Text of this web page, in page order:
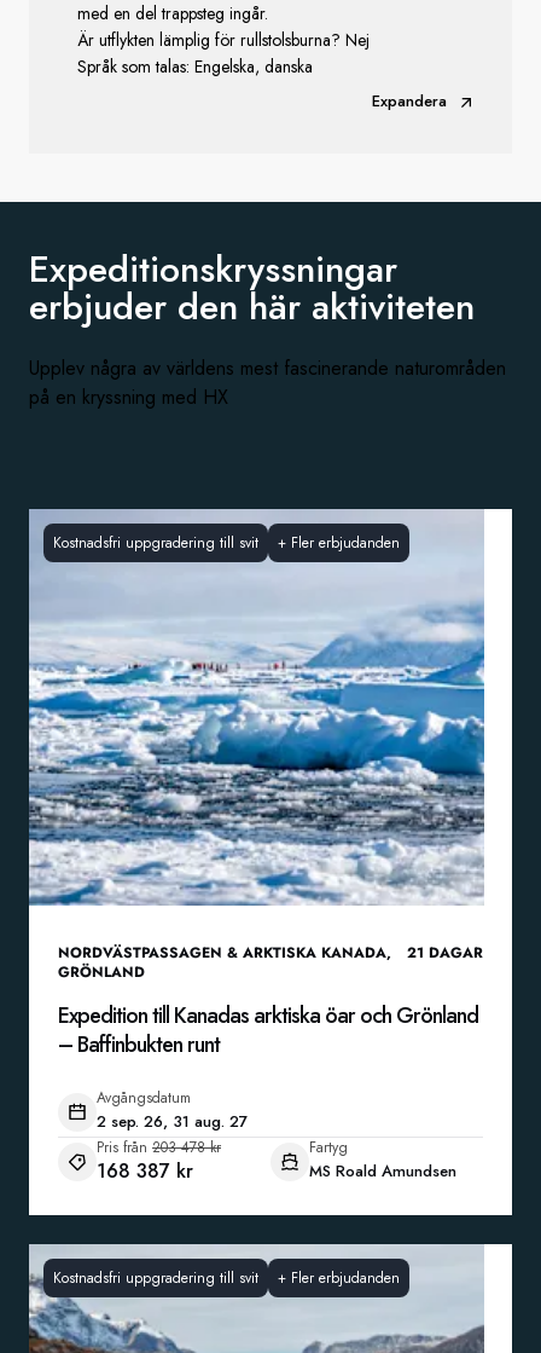
med en del trappsteg ingår.
Är utflykten lämplig för rullstolsburna? Nej
Språk som talas: Engelska, danska
Expandera
Expeditionskryssningar
erbjuder den här aktiviteten
Upplev några av världens mest fascinerande naturområden
på en kryssning med HX
Kostnadsfri uppgradering till svit + Fler erbjudanden
NORDVÄSTPASSAGEN & ARKTISKA KANADA,
GRÖNLAND
21 DAGAR
Expedition till Kanadas arktiska öar och Grönland
– Baffinbukten runt
Avgångsdatum
2 sep. 26, 31 aug. 27
Pris från 203 478 kr
168 387 kr
Fartyg
MS Roald Amundsen
Kostnadsfri uppgradering till svit + Fler erbjudanden